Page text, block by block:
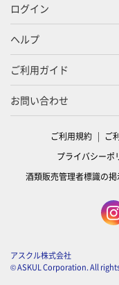
ログイン
ヘルプ
ご利用ガイド
お問い合わせ
ご利用規約 ご
プライバシーポ
酒類販売管理者標識の掲
アスクル株式会社
© ASKUL Corporation. All